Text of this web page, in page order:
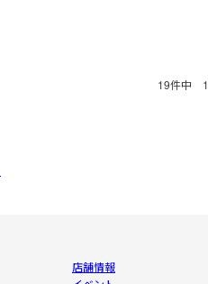
19件中 1
店舗情報